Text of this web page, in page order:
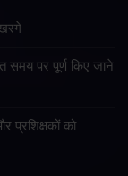
खरगे
समय पर पूर्ण किए जाने
प्रशिक्षकों को